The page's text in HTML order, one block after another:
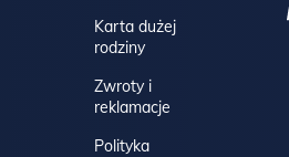
Karta dużej
rodziny
Zwroty i
reklamacje
Polityka